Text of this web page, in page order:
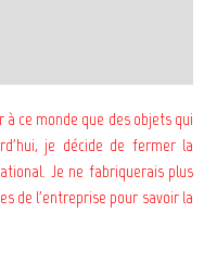
ce monde que des objets qui
je décide de fermer la
Je ne fabriquerais plus
de l'entreprise pour savoir la